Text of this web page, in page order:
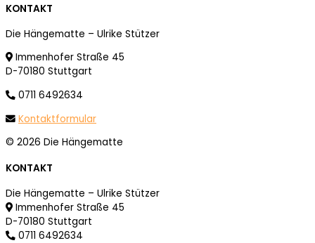
KONTAKT
Die Hängematte – Ulrike Stützer
Immenhofer Straße 45
D-70180 Stuttgart
0711 6492634
Kontaktformular
© 2026 Die Hängematte
KONTAKT
Die Hängematte – Ulrike Stützer
Immenhofer Straße 45
D-70180 Stuttgart
0711 6492634